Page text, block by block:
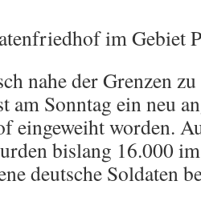
im Gebiet
nahe der Grenzen
am Sonntag ein neu
eingeweiht worden.
bislang 16.000
deutsche Soldaten